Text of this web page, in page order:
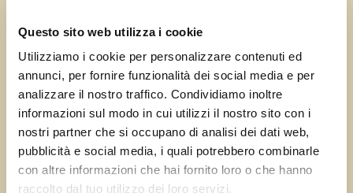
Questo sito web utilizza i cookie
Utilizziamo i cookie per personalizzare contenuti ed
annunci, per fornire funzionalità dei social media e per
analizzare il nostro traffico. Condividiamo inoltre
informazioni sul modo in cui utilizzi il nostro sito con i
nostri partner che si occupano di analisi dei dati web,
pubblicità e social media, i quali potrebbero combinarle
con altre informazioni che hai fornito loro o che hanno
raccolto dal tuo utilizzo dei loro servizi.
← Precedente: Santa
Maria di Sclaunicco
Successivo:
Lagunare
→
Errore:Modulo di contatto non trovato.